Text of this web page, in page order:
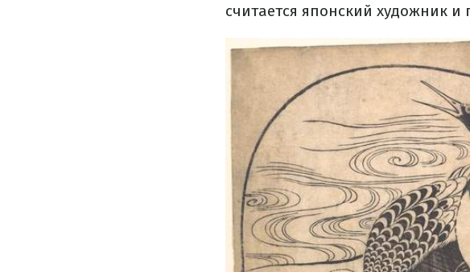
считается японский художник